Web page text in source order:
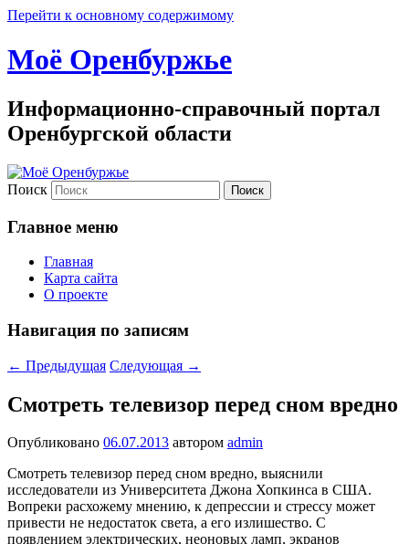
Перейти к основному содержимому
Моё Оренбуржье
Информационно-справочный портал
Оренбургской области
Поиск
Главное меню
Главная
Карта сайта
О проекте
Навигация по записям
← Предыдущая Следующая →
Смотреть телевизор перед сном вредно
Опубликовано 06.07.2013 автором admin
Смотреть телевизор перед сном вредно, выяснили
исследователи из Университета Джона Хопкинса в США.
Вопреки расхожему мнению, к депрессии и стрессу может
привести не недостаток света, а его излишество. С
появлением электрических, неоновых ламп, экранов